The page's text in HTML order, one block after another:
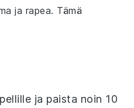
ja rapea. Tämä
ja paista noin 10